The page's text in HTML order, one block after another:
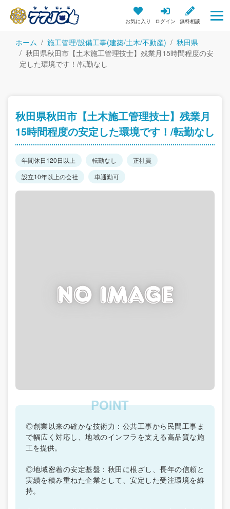
お気に入り ログイン 無料相談
ホーム 施工管理/設備工事(建築/土木/不動産)
秋田県
秋田県秋田市【土木施工管理技士】残業月15時間程度の安
定した環境です！/転勤なし
秋田県秋田市【土木施工管理技士】残業月
15時間程度の安定した環境です！/転勤なし
年間休日120日以上 転勤なし
正社員
設立10年以上の会社
車通勤可
◎創業以来の確かな技術力：公共工事から民間工事ま
で幅広く対応し、地域のインフラを支える高品質な施
工を提供。
◎地域密着の安定基盤：秋田に根ざし、長年の信頼と
実績を積み重ねた企業として、安定した受注環境を維
持。